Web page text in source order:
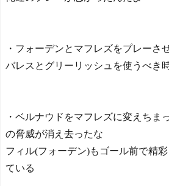
・フォーデンとマフレズをプレーさ
バレスとグリーリッシュを使うべき
・ベルナウドをマフレズに変えちま
の脅威が消え去ったな
フィル(フォーデン)もゴール前で精
ている